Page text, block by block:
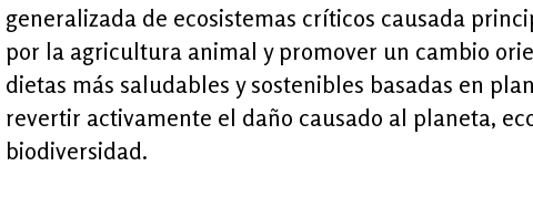
generalizada de ecosistemas críticos causada
por la agricultura animal y promover un cambio
dietas más saludables y sostenibles basadas en
revertir activamente el daño causado al planeta,
biodiversidad.